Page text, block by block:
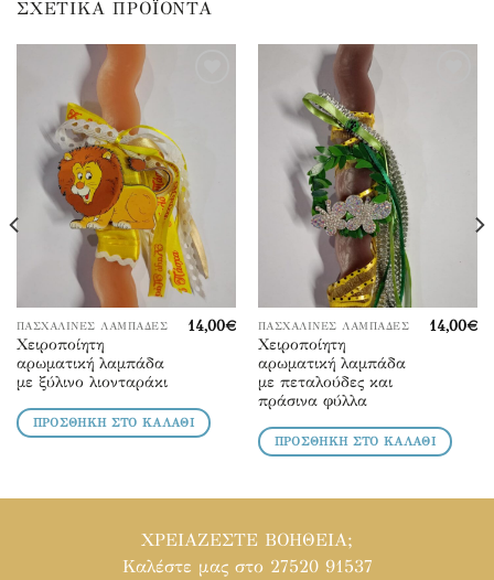
ΣΧΕΤΙΚΆ ΠΡΟΪΌΝΤΑ
αγαπημένα
ΠΑΣΧΑΛΙΝΕΣ ΛΑΜΠΑΔΕΣ
Χειροποίητη
αρωματική λαμπάδα
με ξύλινο λιονταράκι
14,00€
ΠΡΟΣΘΉΚΗ ΣΤΟ ΚΑΛΆΘΙ
ΠΑΣΧΑΛΙΝΕΣ ΛΑΜΠΑΔΕΣ
Χειροποίητη
αρωματική λαμπάδα
με πεταλούδες και
πράσινα φύλλα
14,00€
ΠΡΟΣΘΉΚΗ ΣΤΟ ΚΑΛΆΘΙ
ΧΡΕΙΑΖΕΣΤΕ ΒΟΗΘΕΙΑ;
Καλέστε μας στο 27520 91537